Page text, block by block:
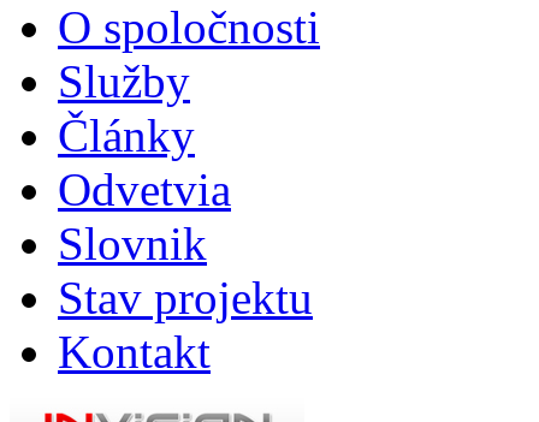
O spoločnosti
Služby
Články
Odvetvia
Slovnik
Stav projektu
Kontakt